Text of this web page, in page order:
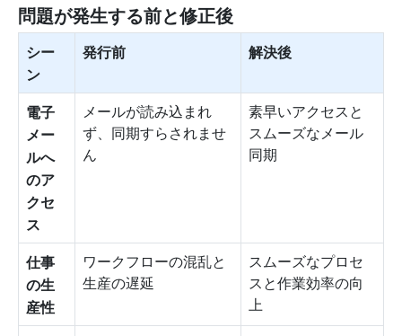
問題が発生する前と修正後
シー
ン
発行前 解決後
電子
メー
ルへ
のア
クセ
ス
メールが読み込まれ
ず、同期すらされませ
ん
素早いアクセスと
スムーズなメール
同期
仕事
の生
産性
ワークフローの混乱と
生産の遅延
スムーズなプロセ
スと作業効率の向
上